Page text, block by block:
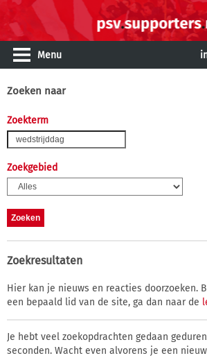
Menu
Zoeken naar
Zoekterm
Zoekgebied
Zoekresultaten
Hier kan je nieuws en reacties doorzoeken.
een bepaald lid van de site, ga dan naar de
Je hebt veel zoekopdrachten gedaan
seconden. Wacht even alvorens je een